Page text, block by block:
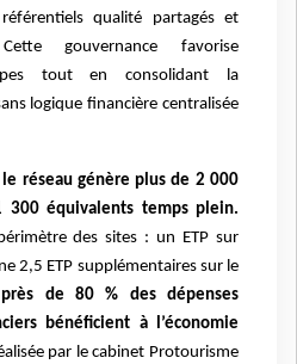
qualité partagés et
gouvernance favorise
tout en consolidant la
logique financière centralisée
le réseau génère plus de 2 000
équivalents temps plein.
des sites : un ETP sur
2,5 ETP supplémentaires sur le
de 80 % des dépenses
bénéficient à l’économie
par le cabinet Protourisme